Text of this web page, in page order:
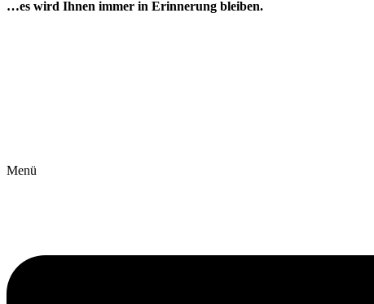
…es wird Ihnen immer in Erinnerung bleiben.
Menü